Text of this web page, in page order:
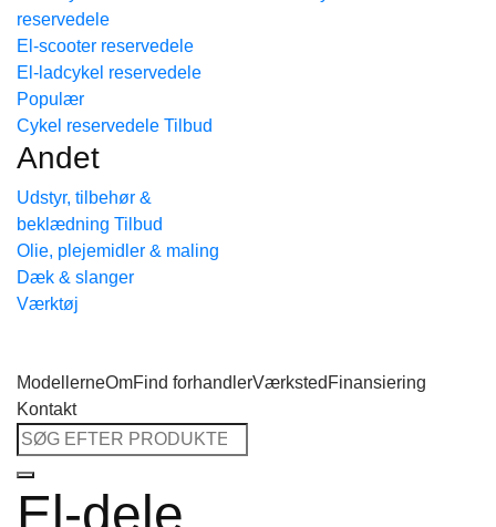
reservedele
El-scooter reservedele
El-ladcykel reservedele
Cykel reservedele
Andet
Udstyr, tilbehør &
beklædning
Olie, plejemidler & maling
Dæk & slanger
Værktøj
ModellerneOmFind forhandlerVærksted Finansiering
Kontakt
Søg
efter:
El-dele